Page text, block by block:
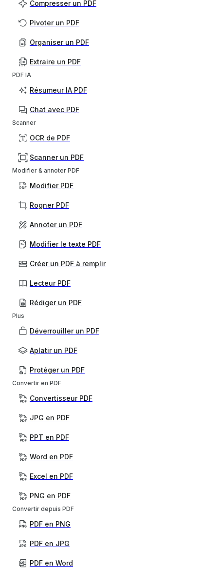
Compresser un PDF
Pivoter un PDF
Organiser un PDF
Extraire un PDF
PDF IA
Résumeur IA PDF
Chat avec PDF
Scanner
OCR de PDF
Scanner un PDF
Modifier & annoter PDF
Modifier PDF
Rogner PDF
Annoter un PDF
Modifier le texte PDF
Créer un PDF à remplir
Lecteur PDF
Rédiger un PDF
Plus
Déverrouiller un PDF
Aplatir un PDF
Protéger un PDF
Convertir en PDF
Convertisseur PDF
JPG en PDF
PPT en PDF
Word en PDF
Excel en PDF
PNG en PDF
Convertir depuis PDF
PDF en PNG
PDF en JPG
PDF en Word